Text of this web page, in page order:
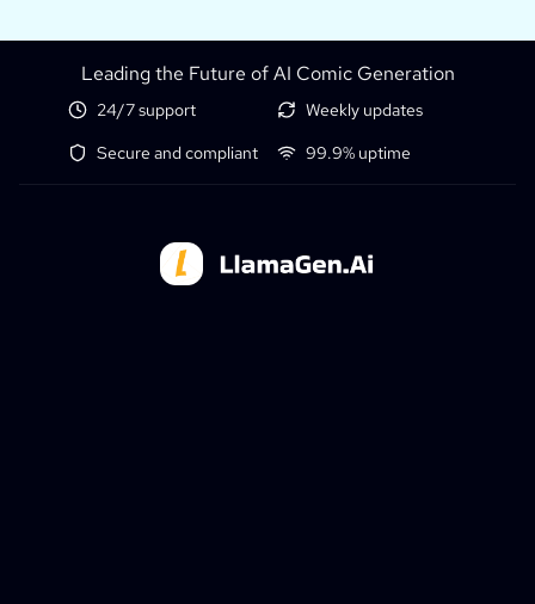
Leading the Future of AI Comic Generation
24/7 support
Weekly updates
Secure and compliant
99.9% uptime